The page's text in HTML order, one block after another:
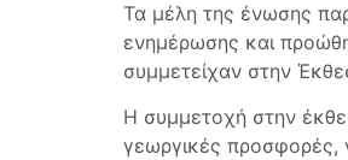
Τα μέλη της ένωσης
ενημέρωσης και
συμμετείχαν στην
Η συμμετοχή στην
γεωργικές προσφορές,